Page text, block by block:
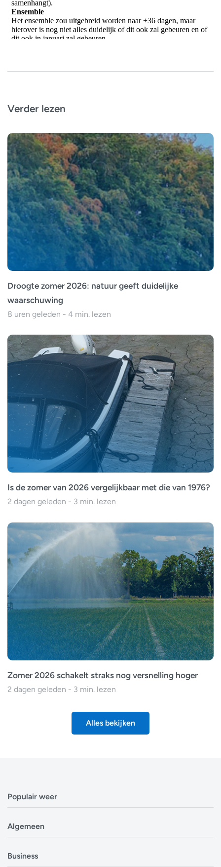
Verder lezen
Droogte zomer 2026: natuur geeft duidelijke
waarschuwing
8 uren geleden - 4 min. lezen
Is de zomer van 2026 vergelijkbaar met die van 1976?
2 dagen geleden - 3 min. lezen
Zomer 2026 schakelt straks nog versnelling hoger
2 dagen geleden - 3 min. lezen
Alles bekijken
Populair weer
Weerbericht Brussel
Weerbericht Eindhoven
Algemeen
Privacyverklaring
Business